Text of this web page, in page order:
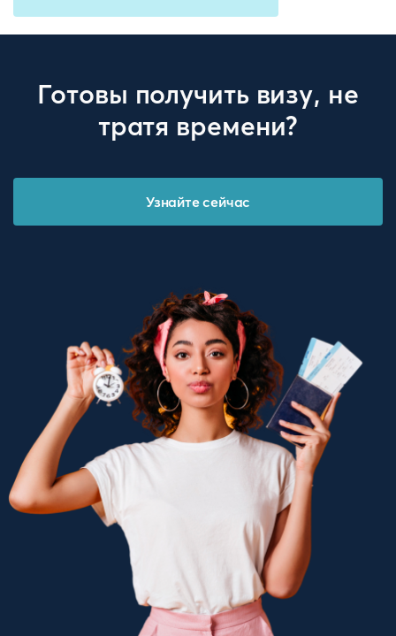
Готовы получить визу, не
тратя времени?
Узнайте сейчас